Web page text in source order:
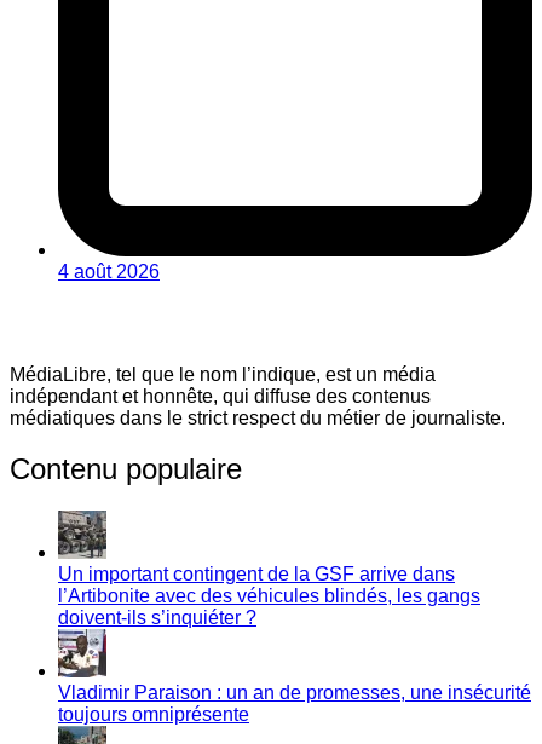
4 août 2026
MédiaLibre, tel que le nom l’indique, est un média
indépendant et honnête, qui diffuse des contenus
médiatiques dans le strict respect du métier de journaliste.
Contenu populaire
Un important contingent de la GSF arrive dans
l’Artibonite avec des véhicules blindés, les gangs
doivent-ils s’inquiéter ?
Vladimir Paraison : un an de promesses, une insécurité
toujours omniprésente